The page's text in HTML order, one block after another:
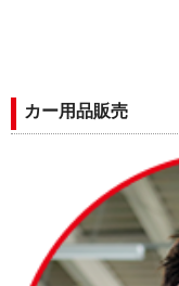
カー用品販売